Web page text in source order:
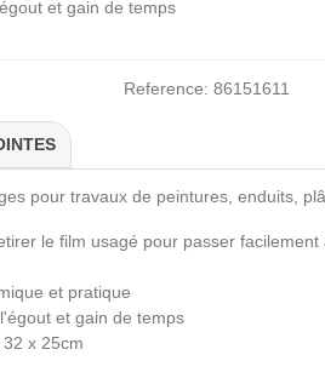
et gain de temps
Reference: 86151611
pour travaux de peintures, enduits,
le film usagé pour passer
et pratique
et gain de temps
x 25cm